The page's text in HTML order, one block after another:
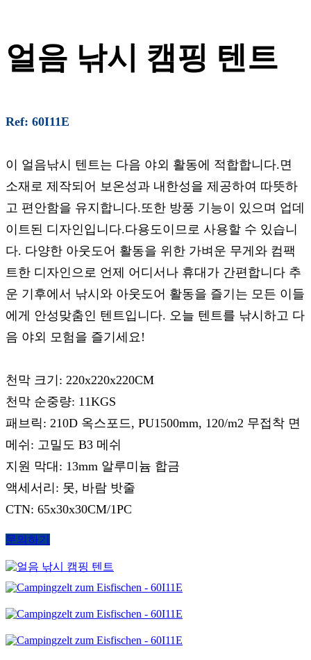
얼음 낚시 캠핑 텐트
Ref: 60I11E
이 얼음낚시 텐트는 다음 야외 활동에 적합합니다.면
소재로 제작되어 보온성과 내한성을 제공하여 따뜻하
고 편안함을 유지합니다.또한 방풍 기능이 있으며 업데
이트된 디자인입니다.다용도이므로 사용할 수 있습니
다. 다양한 아웃도어 활동을 위한 가벼운 무게와 컴팩
트한 디자인으로 언제 어디서나 휴대가 간편합니다 추
운 기후에서 낚시와 아웃도어 활동을 즐기는 모든 이들
에게 안성맞춤인 텐트입니다. 오늘 텐트를 낚시하고 다
음 야외 모험을 즐기세요!
천막 크기: 220x220x220CM
천막 순중량: 11KGS
패브릭: 210D 옥스포드, PU1500mm, 120/m2 무접착 면
메쉬: 고밀도 B3 메쉬
지원 막대: 13mm 알루미늄 합금
액세서리: 못, 바람 밧줄
CTN: 65x30x30CM/1PC
문의하기